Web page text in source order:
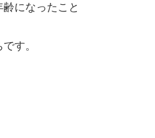
になったこと
す。